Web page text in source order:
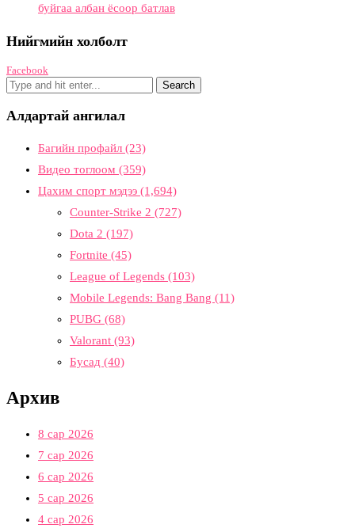
буйгаа албан ёсоор батлав
Нийгмийн холболт
Facebook
Алдартай ангилал
Багийн профайл (23)
Видео тоглоом (359)
Цахим спорт мэдээ (1,694)
Counter-Strike 2 (727)
Dota 2 (197)
Fortnite (45)
League of Legends (103)
Mobile Legends: Bang Bang (11)
PUBG (68)
Valorant (93)
Бусад (40)
Архив
8 сар 2026
7 сар 2026
6 сар 2026
5 сар 2026
4 сар 2026